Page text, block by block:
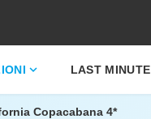
expand_more LAST MINUTE
Copacabana 4*